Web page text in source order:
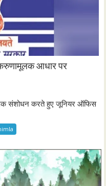
करुणामूलक आधार पर
संशोधन करते हुए जूनियर ऑफिस